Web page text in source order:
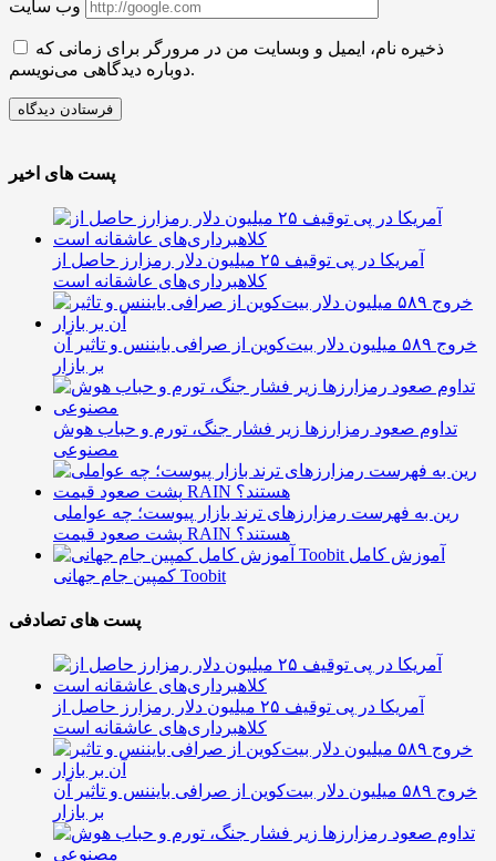
وب سایت
ذخیره نام، ایمیل و وبسایت من در مرورگر برای زمانی که
دوباره دیدگاهی می‌نویسم.
پست های اخیر
آمریکا در پی توقیف ۲۵ میلیون دلار رمزارز حاصل از
کلاهبرداری‌های عاشقانه است
خروج ۵۸۹ میلیون دلار بیت‌کوین از صرافی بایننس و تاثیر آن
بر بازار
تداوم صعود رمزارزها زیر فشار جنگ، تورم و حباب هوش
مصنوعی
رین به فهرست رمزارزهای ترند بازار پیوست؛ چه عواملی
پشت صعود قیمت RAIN هستند؟
آموزش کامل
کمپین جام جهانی Toobit
پست های تصادفی
آمریکا در پی توقیف ۲۵ میلیون دلار رمزارز حاصل از
کلاهبرداری‌های عاشقانه است
خروج ۵۸۹ میلیون دلار بیت‌کوین از صرافی بایننس و تاثیر آن
بر بازار